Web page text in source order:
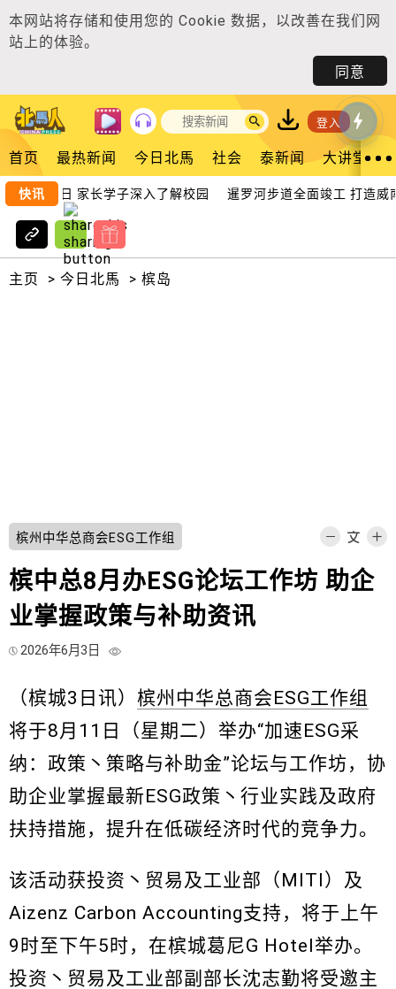
本网站将存储和使用您的 Cookie 数据，以改善在我们网
站上的体验。
同意
登入
首页 最热新闻 今日北馬 社会 泰新闻 大讲堂
快讯
中开放日 家长学子深入了解校园 暹罗河步道全面竣工 打造威南
主页 > 今日北馬 > 槟岛
槟州中华总商会ESG工作组
槟中总8月办ESG论坛工作坊 助企
业掌握政策与补助资讯
2026年6月3日
（槟城3日讯） 槟州中华总商会ESG工作组
将于8月11日（星期二）举办“加速ESG采
纳：政策丶策略与补助金”论坛与工作坊，协
助企业掌握最新ESG政策丶行业实践及政府
扶持措施，提升在低碳经济时代的竞争力。
该活动获投资丶贸易及工业部（MITI）及
Aizenz Carbon Accounting支持，将于上午
9时至下午5时，在槟城葛尼G Hotel举办。
投资丶贸易及工业部副部长沈志勤将受邀主